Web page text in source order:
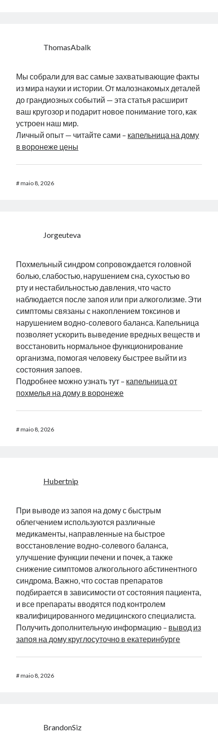
ThomasAbalk
Мы собрали для вас самые захватывающие факты
из мира науки и истории. От малознакомых деталей
до грандиозных событий — эта статья расширит
ваш кругозор и подарит новое понимание того, как
устроен наш мир.
Личный опыт — читайте сами – капельница на дому
в воронеже цены
#maio 8, 2026
Jorgeuteva
Похмельный синдром сопровождается головной
болью, слабостью, нарушением сна, сухостью во
рту и нестабильностью давления, что часто
наблюдается после запоя или при алкоголизме. Эти
симптомы связаны с накоплением токсинов и
нарушением водно-солевого баланса. Капельница
позволяет ускорить выведение вредных веществ и
восстановить нормальное функционирование
организма, помогая человеку быстрее выйти из
состояния запоев.
Подробнее можно узнать тут – капельница от
похмелья на дому в воронеже
#maio 8, 2026
Hubertnip
При выводе из запоя на дому с быстрым
облегчением используются различные
медикаменты, направленные на быстрое
восстановление водно-солевого баланса,
улучшение функции печени и почек, а также
снижение симптомов алкогольного абстинентного
синдрома. Важно, что состав препаратов
подбирается в зависимости от состояния пациента,
и все препараты вводятся под контролем
квалифицированного медицинского специалиста.
Получить дополнительную информацию – вывод из
запоя на дому круглосуточно в екатеринбурге
#maio 8, 2026
BrandonSiz